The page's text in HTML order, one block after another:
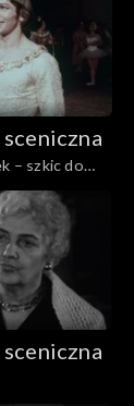
– szkic do